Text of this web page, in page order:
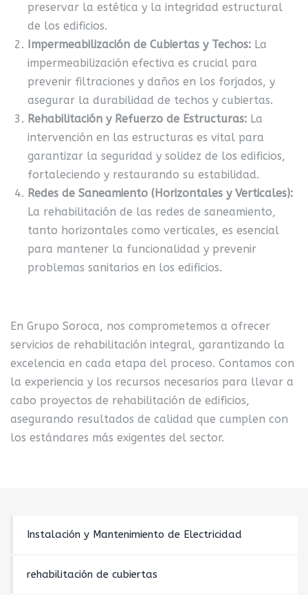
preservar la estética y la integridad estructural
de los edificios.
Impermeabilización de Cubiertas y Techos: La
impermeabilización efectiva es crucial para
prevenir filtraciones y daños en los forjados, y
asegurar la durabilidad de techos y cubiertas.
Rehabilitación y Refuerzo de Estructuras: La
intervención en las estructuras es vital para
garantizar la seguridad y solidez de los edificios,
fortaleciendo y restaurando su estabilidad.
Redes de Saneamiento (Horizontales y Verticales):
La rehabilitación de las redes de saneamiento,
tanto horizontales como verticales, es esencial
para mantener la funcionalidad y prevenir
problemas sanitarios en los edificios.
En Grupo Soroca, nos comprometemos a ofrecer
servicios de rehabilitación integral, garantizando la
excelencia en cada etapa del proceso. Contamos con
la experiencia y los recursos necesarios para llevar a
cabo proyectos de rehabilitación de edificios,
asegurando resultados de calidad que cumplen con
los estándares más exigentes del sector.
Instalación y Mantenimiento de Electricidad
rehabilitación de cubiertas